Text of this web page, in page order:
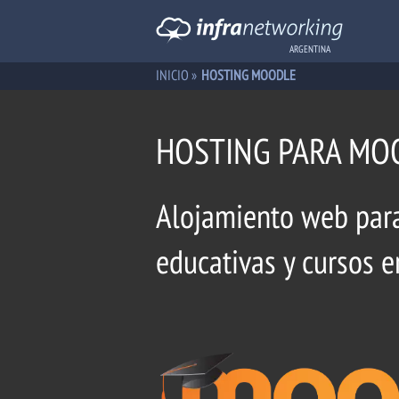
ARGENTINA
INICIO » HOSTING MOODLE
HOSTING PARA
Alojamiento web
educativas y cursos